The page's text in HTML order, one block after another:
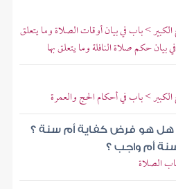
> باب في بيان أوقات الصلاة وما يتعلق
حكم صلاة النافلة وما يتعلق بها
> باب في أحكام الحج والعمرة
هل هو فرض كفاية أم سنة ؟
أم واجب ؟
الصلاة